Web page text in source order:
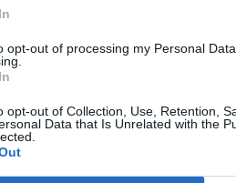
opt-out of processing my Personal
opt-out of Collection, Use, Retention,
Data that Is Unrelated with the
Η Συντακτική ομάδα του Libre
εκπαιδευτικά ιδρύματα
ανακοινώθηκαν σήμερα,
και 4ου επιστημονικού